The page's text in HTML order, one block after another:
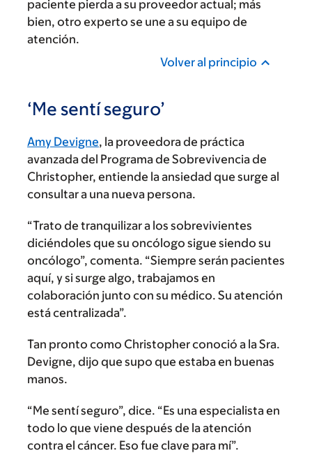
paciente pierda a su proveedor actual; más
bien, otro experto se une a su equipo de
atención.
Volver al principio
‘Me sentí seguro’
Amy Devigne, la proveedora de práctica
avanzada del Programa de Sobrevivencia de
Christopher, entiende la ansiedad que surge al
consultar a una nueva persona.
“Trato de tranquilizar a los sobrevivientes
diciéndoles que su oncólogo sigue siendo su
oncólogo”, comenta. “Siempre serán pacientes
aquí, y si surge algo, trabajamos en
colaboración junto con su médico. Su atención
está centralizada”.
Tan pronto como Christopher conoció a la Sra.
Devigne, dijo que supo que estaba en buenas
manos.
“Me sentí seguro”, dice. “Es una especialista en
todo lo que viene después de la atención
contra el cáncer. Eso fue clave para mí”.